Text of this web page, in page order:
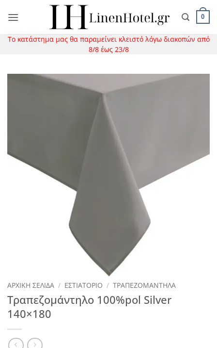
στο
0
Το κατάστημα μας θα παραμείνει κλειστό λόγω διακοπών από
8/8 έως 23/8
ΑΡΧΙΚΉ ΣΕΛΊΔΑ / ΕΣΤΙΑΤΟΡΙΟ / ΤΡΑΠΕΖΟΜΑΝΤΗΛΑ
Τραπεζομάντηλο 100%pol Silver
140×180